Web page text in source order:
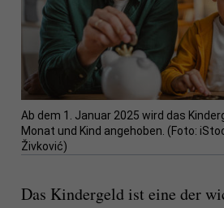
Ab dem 1. Januar 2025 wird das
Monat und Kind angehoben. (Foto:
Živković)
Das Kindergeld ist eine der